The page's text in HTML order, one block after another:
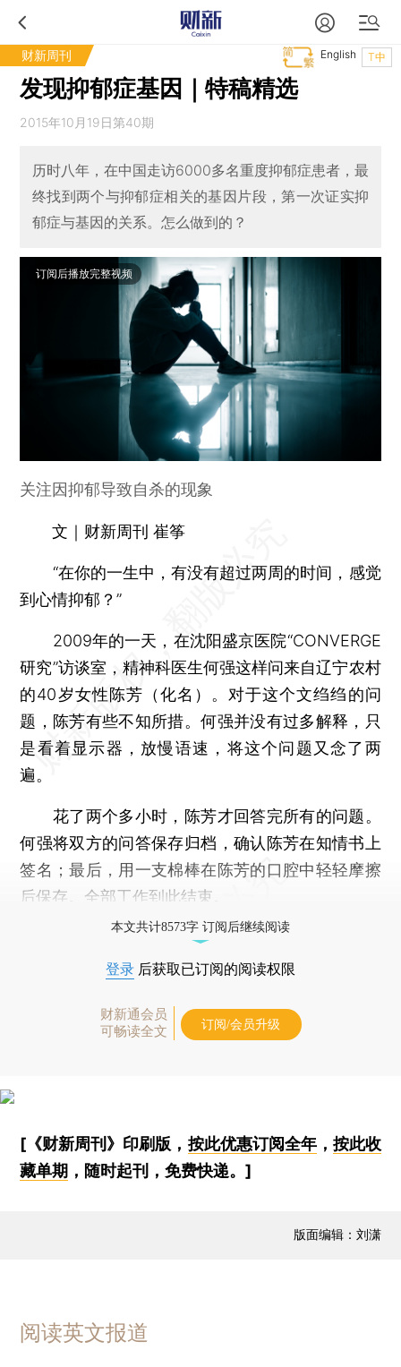
财新周刊 T中
English
发现抑郁症基因｜特稿精选
2015年10月19日第40期
历时八年，在中国走访6000多名重度抑郁症患者，最
终找到两个与抑郁症相关的基因片段，第一次证实抑
郁症与基因的关系。怎么做到的？
订阅后播放完整视频
关注因抑郁导致自杀的现象
文｜财新周刊 崔筝
“在你的一生中，有没有超过两周的时间，感觉
到心情抑郁？”
2009年的一天，在沈阳盛京医院“CONVERGE
研究”访谈室，精神科医生何强这样问来自辽宁农村
的40岁女性陈芳（化名）。对于这个文绉绉的问
题，陈芳有些不知所措。何强并没有过多解释，只
是看着显示器，放慢语速，将这个问题又念了两
遍。
花了两个多小时，陈芳才回答完所有的问题。
何强将双方的问答保存归档，确认陈芳在知情书上
签名；最后，用一支棉棒在陈芳的口腔中轻轻摩擦
后保存。全部工作到此结束。
本文共计8573字 订阅后继续阅读
登录 后获取已订阅的阅读权限
财新通会员
可畅读全文
订阅/会员升级
[《财新周刊》印刷版， 按此优惠订阅全年， 按此收
藏单期 ，随时起刊，免费快递。]
版面编辑：刘潇
阅读英文报道